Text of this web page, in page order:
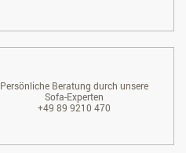
Persönliche Beratung durch unsere
Sofa-Experten
+49 89 9210 470